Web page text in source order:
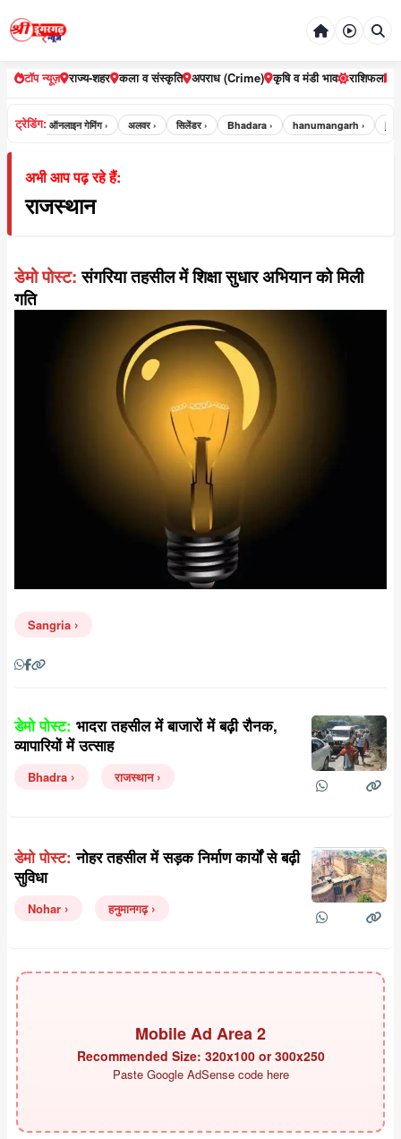
टॉप न्यूज़ राज्य-शहर कला व संस्कृति अपराध (Crime) कृषि व मंडी भाव राशिफल
ट्रेडिंग:
› ऑनलाइन गेमिंग › अलवर › सिलेंडर › Bhadara › hanumangarh ›
अभी आप पढ़ रहे हैं:
राजस्थान
डेमो पोस्ट: संगरिया तहसील में शिक्षा सुधार अभियान को मिली
गति
Sangria
डेमो पोस्ट: भादरा तहसील में बाजारों में बढ़ी रौनक,
व्यापारियों में उत्साह
Bhadra राजस्थान
डेमो पोस्ट: नोहर तहसील में सड़क निर्माण कार्यों से बढ़ी
सुविधा
Nohar हनुमानगढ़
Mobile Ad Area 2
Recommended Size: 320x100 or 300x250
Paste Google AdSense code here